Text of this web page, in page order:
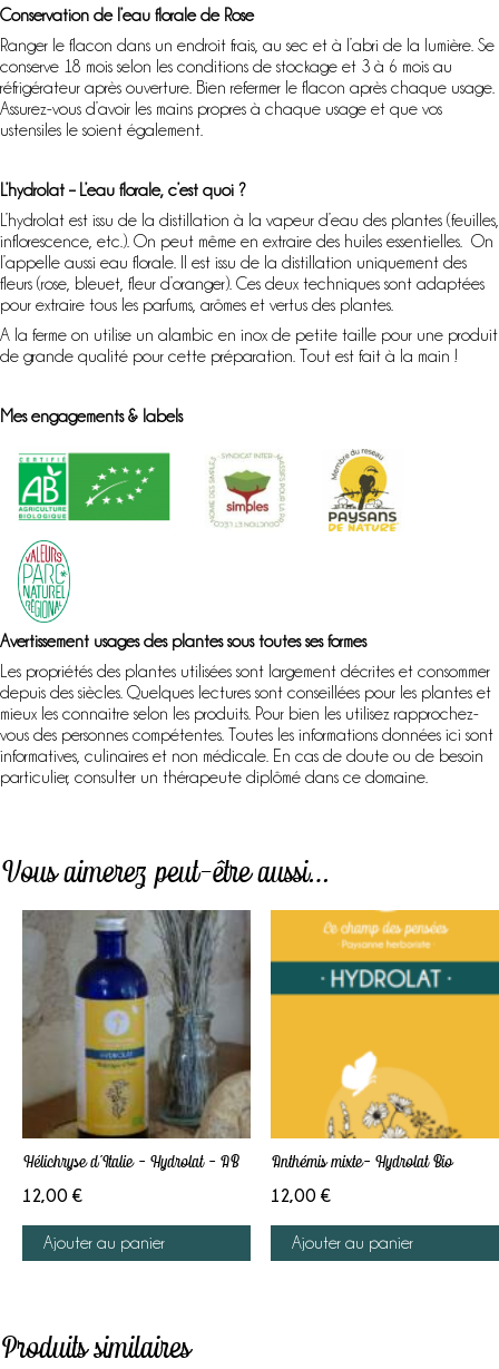
Conservation de l’eau florale de Rose
Ranger le flacon dans un endroit frais, au sec et à l’abri de la lumière. Se
conserve 18 mois selon les conditions de stockage et 3 à 6 mois au
réfrigérateur après ouverture. Bien refermer le flacon après chaque usage.
Assurez-vous d’avoir les mains propres à chaque usage et que vos
ustensiles le soient également.
L’hydrolat – L’eau florale, c’est quoi ?
L’hydrolat est issu de la distillation à la vapeur d’eau des plantes (feuilles,
inflorescence, etc.). On peut même en extraire des huiles essentielles. On
l’appelle aussi eau florale. Il est issu de la distillation uniquement des
fleurs (rose, bleuet, fleur d’oranger). Ces deux techniques sont adaptées
pour extraire tous les parfums, arômes et vertus des plantes.
A la ferme on utilise un alambic en inox de petite taille pour une produit
de grande qualité pour cette préparation. Tout est fait à la main !
Mes engagements & labels
Avertissement usages des plantes sous toutes ses formes
Les propriétés des plantes utilisées sont largement décrites et consommer
depuis des siècles. Quelques lectures sont conseillées pour les plantes et
mieux les connaitre selon les produits. Pour bien les utilisez rapprochez-
vous des personnes compétentes. Toutes les informations données ici sont
informatives, culinaires et non médicale. En cas de doute ou de besoin
particulier, consulter un thérapeute diplômé dans ce domaine.
Vous aimerez peut-être aussi…
Hélichryse d’Italie – Hydrolat – AB
12,00 €
Ajouter au panier
Anthémis mixte- Hydrolat Bio
12,00 €
Ajouter au panier
Produits similaires